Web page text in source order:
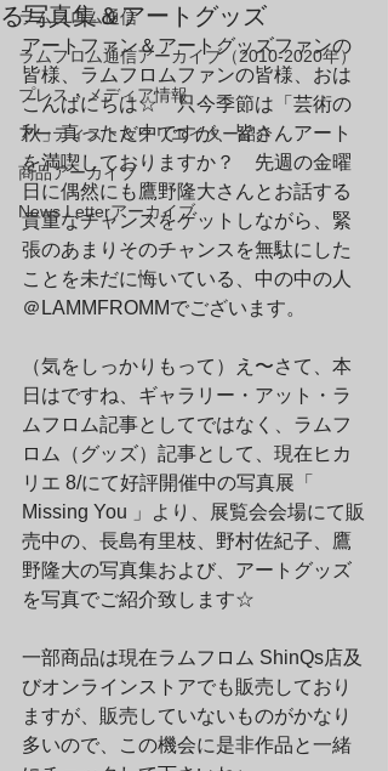
ラムフロム通信
ラムフロム通信アーカイブ（2010-2020年）
プレス・メディア情報
アーティスト＆クリエイター紹介
商品アーカイブ
News Letterアーカイブ
る写真集＆アートグッズ
アートファン＆アートグッズファンの
皆様、ラムフロムファンの皆様、おは
こんばにちは☆　只今季節は「芸術の
秋」真っただ中ですが、皆さんアート
を満喫しておりますか？　先週の金曜
日に偶然にも鷹野隆大さんとお話する
貴重なチャンスをゲットしながら、緊
張のあまりそのチャンスを無駄にした
ことを未だに悔いている、中の中の人
＠LAMMFROMMでございます。
（気をしっかりもって）え〜さて、本
日はですね、ギャラリー・アット・ラ
ムフロム記事としてではなく、ラムフ
ロム（グッズ）記事として、現在ヒカ
リエ 8/にて好評開催中の写真展「
Missing You 」より、展覧会会場にて販
売中の、長島有里枝、野村佐紀子、鷹
野隆大の写真集および、アートグッズ
を写真でご紹介致します☆
一部商品は現在ラムフロム ShinQs店及
びオンラインストアでも販売しており
ますが、販売していないものがかなり
多いので、この機会に是非作品と一緒